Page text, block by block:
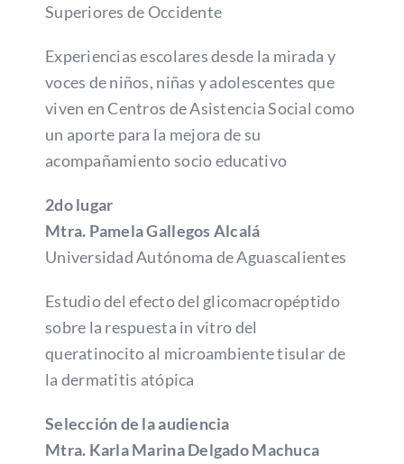
Superiores de Occidente
Experiencias escolares desde la mirada y
voces de niños, niñas y adolescentes que
viven en Centros de Asistencia Social como
un aporte para la mejora de su
acompañamiento socio educativo
2do lugar
Mtra. Pamela Gallegos Alcalá
Universidad Autónoma de Aguascalientes
Estudio del efecto del glicomacropéptido
sobre la respuesta in vitro del
queratinocito al microambiente tisular de
la dermatitis atópica
Selección de la audiencia
Mtra. Karla Marina Delgado Machuca